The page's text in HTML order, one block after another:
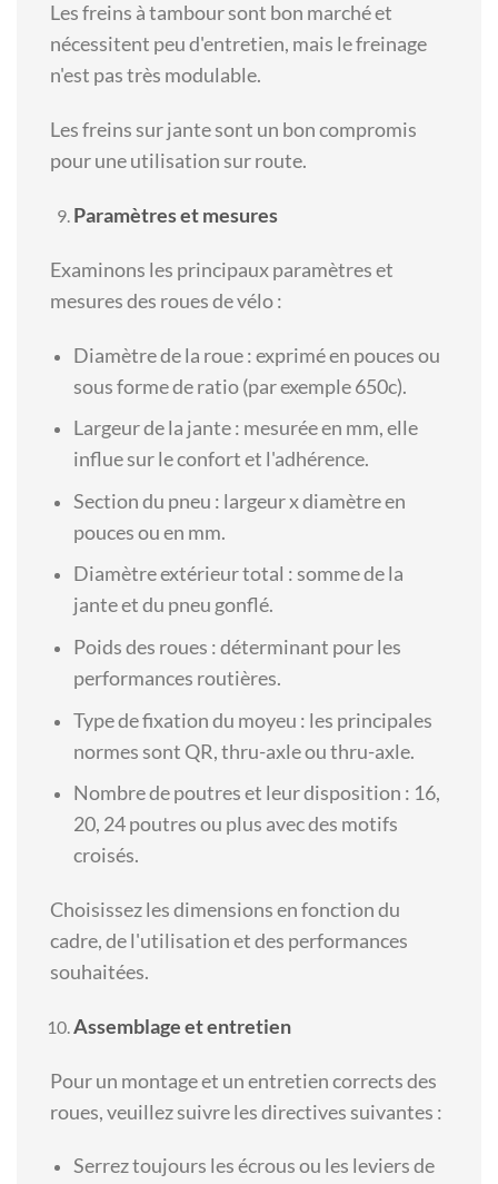
Les freins à tambour sont bon marché et
nécessitent peu d'entretien, mais le freinage
n'est pas très modulable.
Les freins sur jante sont un bon compromis
pour une utilisation sur route.
Paramètres et mesures
Examinons les principaux paramètres et
mesures des roues de vélo :
Diamètre de la roue : exprimé en pouces ou
sous forme de ratio (par exemple 650c).
Largeur de la jante : mesurée en mm, elle
influe sur le confort et l'adhérence.
Section du pneu : largeur x diamètre en
pouces ou en mm.
Diamètre extérieur total : somme de la
jante et du pneu gonflé.
Poids des roues : déterminant pour les
performances routières.
Type de fixation du moyeu : les principales
normes sont QR, thru-axle ou thru-axle.
Nombre de poutres et leur disposition : 16,
20, 24 poutres ou plus avec des motifs
croisés.
Choisissez les dimensions en fonction du
cadre, de l'utilisation et des performances
souhaitées.
Assemblage et entretien
Pour un montage et un entretien corrects des
roues, veuillez suivre les directives suivantes :
Serrez toujours les écrous ou les leviers de